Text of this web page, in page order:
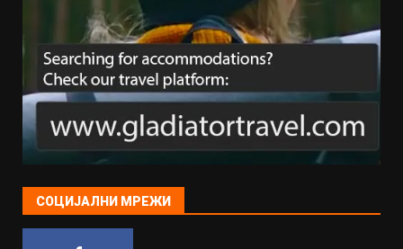
СОЦИЈАЛНИ МРЕЖИ